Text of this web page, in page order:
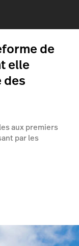
de
elle
des
aux premiers
par les